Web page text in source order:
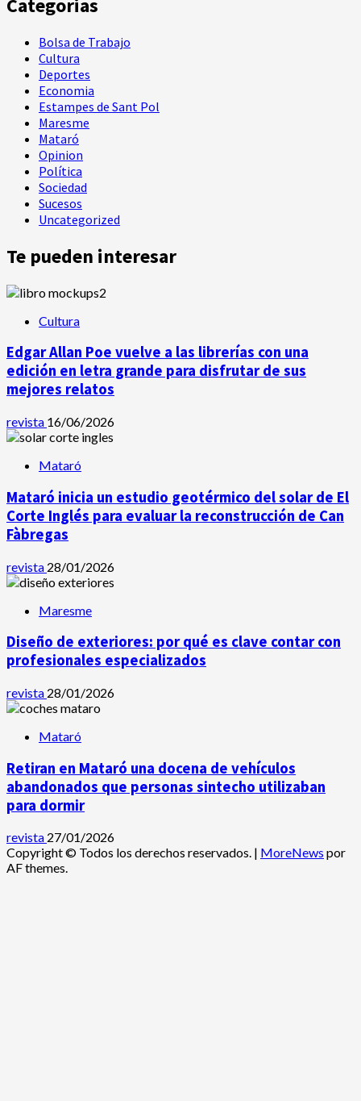
Categorias
Bolsa de Trabajo
Cultura
Deportes
Economia
Estampes de Sant Pol
Maresme
Mataró
Opinion
Política
Sociedad
Sucesos
Uncategorized
Te pueden interesar
Cultura
Edgar Allan Poe vuelve a las librerías con una
edición en letra grande para disfrutar de sus
mejores relatos
revista 16/06/2026
Mataró
Mataró inicia un estudio geotérmico del solar de El
Corte Inglés para evaluar la reconstrucción de Can
Fàbregas
revista 28/01/2026
Maresme
Diseño de exteriores: por qué es clave contar con
profesionales especializados
revista 28/01/2026
Mataró
Retiran en Mataró una docena de vehículos
abandonados que personas sintecho utilizaban
para dormir
revista 27/01/2026
Copyright © Todos los derechos reservados. | MoreNews por
AF themes.